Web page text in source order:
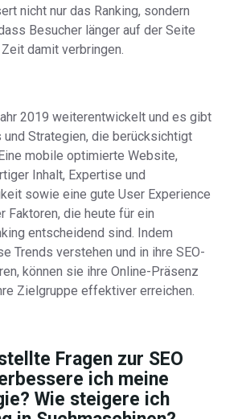
nicht nur das Ranking, sondern
Besucher länger auf der Seite
damit verbringen.
2019 weiterentwickelt und es gibt
und Strategien, die berücksichtigt
mobile optimierte Website,
Inhalt, Expertise und
sowie eine gute User Experience
Faktoren, die heute für ein
entscheidend sind. Indem
Trends verstehen und in ihre SEO-
können sie ihre Online-Präsenz
Zielgruppe effektiver erreichen.
Fragen zur SEO
ich meine
Wie steigere ich